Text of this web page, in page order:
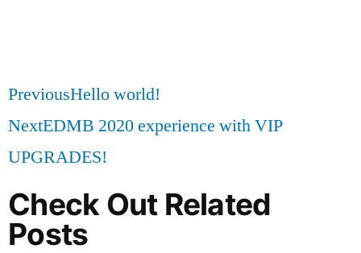
PreviousHello world!
NextEDMB 2020 experience with VIP
UPGRADES!
Check Out Related
Posts